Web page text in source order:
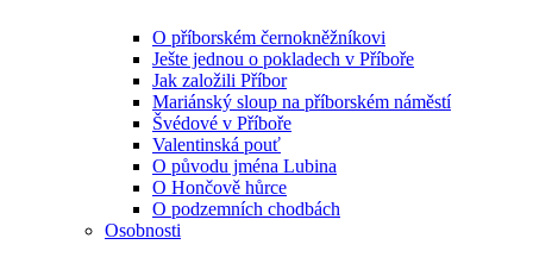
O příborském černokněžníkovi
Ješte jednou o pokladech v Příboře
Jak založili Příbor
Mariánský sloup na příborském náměstí
Švédové v Příboře
Valentinská pouť
O původu jména Lubina
O Hončově hůrce
O podzemních chodbách
Osobnosti